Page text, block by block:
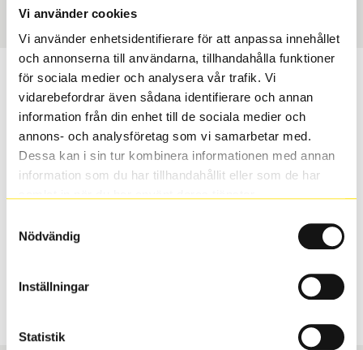
Vi använder cookies
Vi använder enhetsidentifierare för att anpassa innehållet
och annonserna till användarna, tillhandahålla funktioner
för sociala medier och analysera vår trafik. Vi
vidarebefordrar även sådana identifierare och annan
information från din enhet till de sociala medier och
annons- och analysföretag som vi samarbetar med.
Dessa kan i sin tur kombinera informationen med annan
information som du har tillhandahållit eller som de har
Nödvändig
Inställningar
Statistik
2319
Passar detta däck min bil?
Ange registreringsnummer för att se om det däck du
valt passar din bilmodell. Om du köper däck som skall
sättas på dina befintliga fälgar, se till att kolla en extra
gång så att däck och fälg har samma dimensioner.
Ibland kan fälgen ha bytts ut under årens lopp och
fabrik.
S Sök